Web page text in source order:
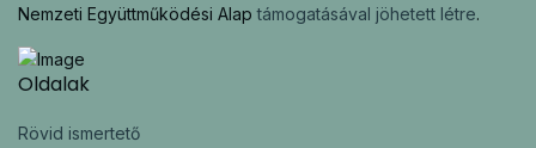
Nemzeti Együttműködési Alaptámogatásával jöhetett létre.
Oldalak
Rövid ismertető